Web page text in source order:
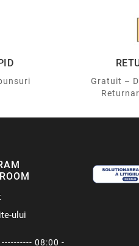
Gratuit –
ului
08:00 -